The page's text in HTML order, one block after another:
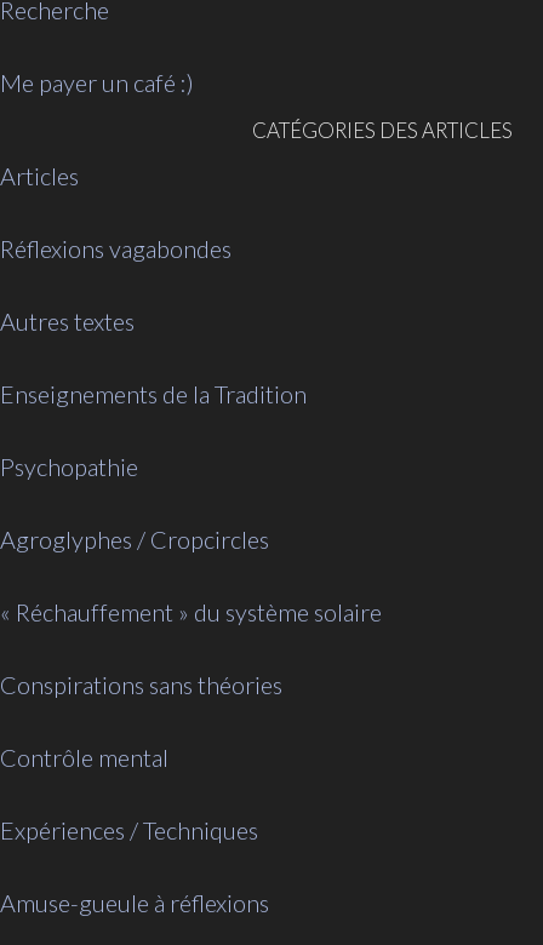
Recherche
Me payer un café :)
CATÉGORIES DES ARTICLES
Articles
Réflexions vagabondes
Autres textes
Enseignements de la Tradition
Psychopathie
Agroglyphes / Cropcircles
« Réchauffement » du système solaire
Conspirations sans théories
Contrôle mental
Expériences / Techniques
Amuse-gueule à réflexions